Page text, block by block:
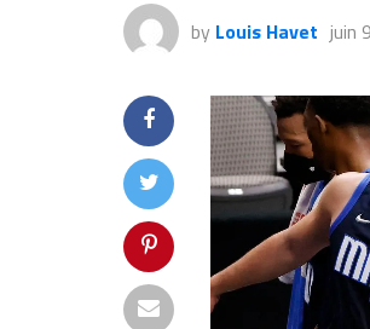
by Louis Havet juin